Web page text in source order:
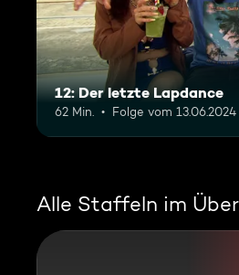
12: Der letzte Lapdance
62 Min. Folge vom 13.06.2024
Alle Staffeln im